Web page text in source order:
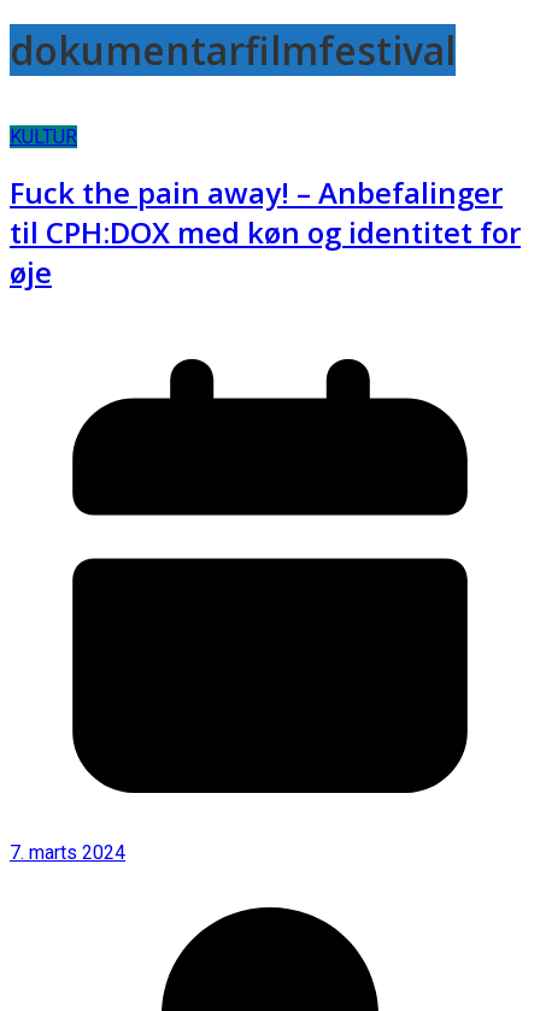
dokumentarfilmfestival
KULTUR
Fuck the pain away! – Anbefalinger
til CPH:DOX med køn og identitet for
øje
7. marts 2024